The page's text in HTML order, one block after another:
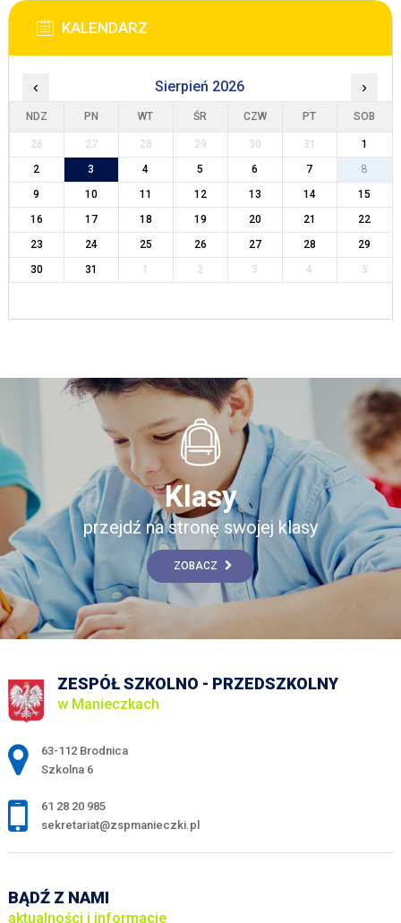
KALENDARZ
‹ Sierpień 2026 ›
NDZ PN WT ŚR CZW PT SOB
26 27 28 29 30 31
1
2
3 4 5 6 7
8
9
10 11 12 13 14
15
16
17 18 19 20 21
22
23
24 25 26 27 28
29
30
31 1 2 3 4 5
Klasy
przejdź na stronę swojej klasy
ZOBACZ
ZESPÓŁ SZKOLNO - PRZEDSZKOLNY
w Manieczkach
Adres pocztowy:
63-112 Brodnica
Szkolna 6
61 28 20 985
sekretariat@zspmanieczki.pl
BĄDŹ Z NAMI
aktualności i informacje